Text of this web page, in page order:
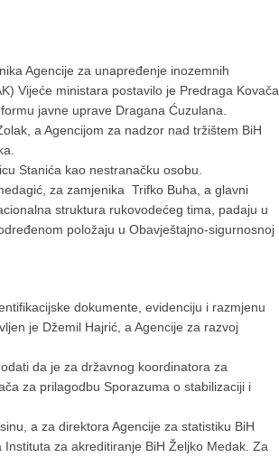
Agencije za unapređenje inozemnih
Vijeće ministara postavilo je Predraga Kovača,
javne uprave Dragana Ćuzulana.
a Agencijom za nadzor nad tržištem BiH
Stanića kao nestranačku osobu.
za zamjenika Trifko Buha, a glavni
struktura rukovodećeg tima, padaju u
položaju u Obavještajno-sigurnosnoj
dokumente, evidenciju i razmjenu
je Džemil Hajrić, a Agencije za razvoj
da je za državnog koordinatora za
za prilagodbu Sporazuma o stabilizaciji i
a za direktora Agencije za statistiku BiH
za akreditiranje BiH Željko Medak. Za